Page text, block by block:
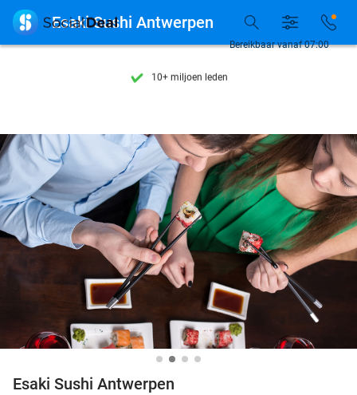
7 dagen per week beschikbaar
10+ miljoen leden
7 dagen per week beschikbaar
10+ miljoen leden
Bereikbaar vanaf 07:00
 Esaki Sushi Antwerpen
Esaki Sushi Antwerpen